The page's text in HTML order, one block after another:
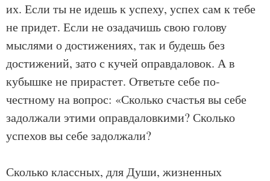
их. Если ты не идешь к успеху, успех сам к тебе
не придет. Если не озадачишь свою голову
мыслями о достижениях, так и будешь без
достижений, зато с кучей оправдаловок. А в
кубышке не прирастет. Ответьте себе по-
честному на вопрос: «Сколько счастья вы себе
задолжали этими оправдаловкими? Сколько
успехов вы себе задолжали?
Сколько классных, для Души, жизненных